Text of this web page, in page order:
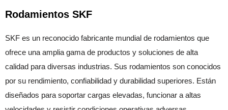
Rodamientos SKF
SKF es un reconocido fabricante mundial de rodamientos que
ofrece una amplia gama de productos y soluciones de alta
calidad para diversas industrias. Sus rodamientos son conocidos
por su rendimiento, confiabilidad y durabilidad superiores. Están
diseñados para soportar cargas elevadas, funcionar a altas